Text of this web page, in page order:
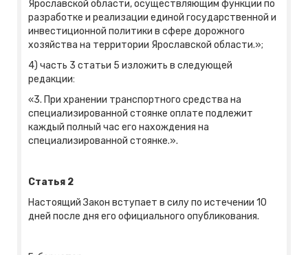
Ярославской области, осуществляющим функции по
разработке и реализации единой государственной и
инвестиционной политики в сфере дорожного
хозяйства на территории Ярославской области.»;
4) часть 3 статьи 5 изложить в следующей
редакции:
«3. При хранении транспортного средства на
специализированной стоянке оплате подлежит
каждый полный час его нахождения на
специализированной стоянке.».
Статья 2
Настоящий Закон вступает в силу по истечении 10
дней после дня его официального опубликования.